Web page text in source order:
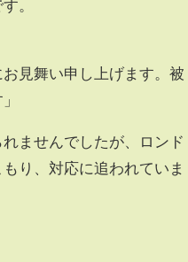
。
見舞い申し上げます。被
ませんでしたが、ロンド
り、対応に追われていま